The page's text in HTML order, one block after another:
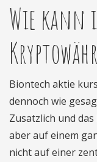
Wie kann
Biontech aktie
dennoch wie
Zusatzlich und
aber auf einem
nicht auf einer